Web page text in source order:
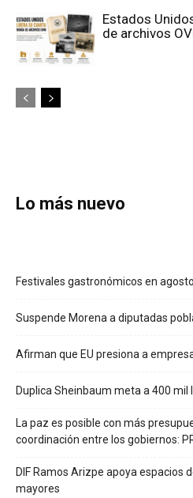
Estados
de archivos
Lo más nuevo
Festivales gastronómicos en agosto
Suspende Morena a diputadas
Afirman que EU presiona a
Duplica Sheinbaum meta a 400
La paz es posible con más
coordinación entre los gobiernos:
DIF Ramos Arizpe apoya espacios
mayores